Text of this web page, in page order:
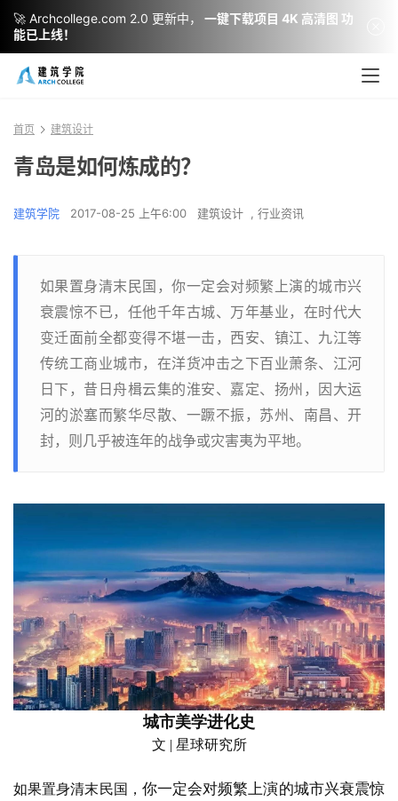
首页 建筑设计
青岛是如何炼成的？
建筑学院 2017-08-25 上午6:00 建筑设计 , 行业资讯
如果置身清末民国，你一定会对频繁上演的城市兴
衰震惊不已，任他千年古城、万年基业，在时代大
变迁面前全都变得不堪一击，西安、镇江、九江等
传统工商业城市，在洋货冲击之下百业萧条、江河
日下，昔日舟楫云集的淮安、嘉定、扬州，因大运
河的淤塞而繁华尽散、一蹶不振，苏州、南昌、开
封，则几乎被连年的战争或灾害夷为平地。
城市美学进化史
文 | 星球研究所
如果置身清末民国， 你一定会对频繁上演的城市兴衰震惊
🚀 Archcollege.com 2.0 更新中，
一键下载项目 4K 高清图 功
能已上线！